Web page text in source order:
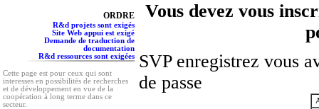
ORDRE
R&d projets sont exigés
Site Web appui est exigé
Demande de traduction de
documentation
R&d ressources sont exigées
Cette page est pour ceux qui sont
interesses en possibilités de recherches
et de développement en vue de la
coopération à long terme dans ce
secteur.
Vous devez vous
SVP enregistrez vous
de passe